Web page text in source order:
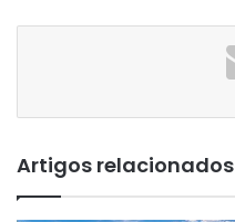
Artigos relacionados